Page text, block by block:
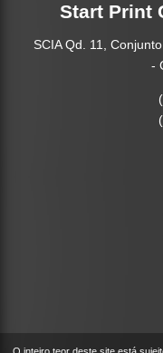
Start Print
SCIA Qd. 11,
-